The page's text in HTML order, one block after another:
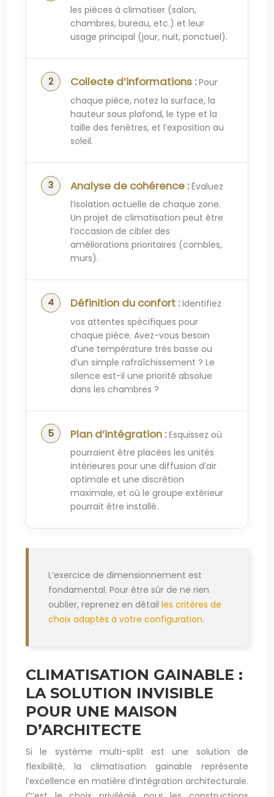
les pièces à climatiser (salon,
chambres, bureau, etc.) et leur
usage principal (jour, nuit, ponctuel).
Collecte d’informations :Pour
chaque pièce, notez la surface, la
hauteur sous plafond, le type et la
taille des fenêtres, et l’exposition au
soleil.
Analyse de cohérence :Évaluez
l’isolation actuelle de chaque zone.
Un projet de climatisation peut être
l’occasion de cibler des
améliorations prioritaires (combles,
murs).
Définition du confort :Identifiez
vos attentes spécifiques pour
chaque pièce. Avez-vous besoin
d’une température très basse ou
d’un simple rafraîchissement ? Le
silence est-il une priorité absolue
dans les chambres ?
Plan d’intégration :Esquissez où
pourraient être placées les unités
intérieures pour une diffusion d’air
optimale et une discrétion
maximale, et où le groupe extérieur
pourrait être installé.
L’exercice de dimensionnement est
fondamental. Pour être sûr de ne rien
oublier, reprenez en détail les critères de
choix adaptés à votre configuration.
CLIMATISATION GAINABLE :
LA SOLUTION INVISIBLE
POUR UNE MAISON
D’ARCHITECTE
Si le système multi-split est une solution de
flexibilité, la climatisation gainable représente
l’excellence en matière d’intégration architecturale.